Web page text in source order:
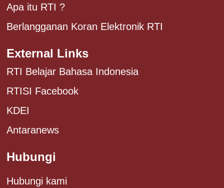
Apa itu RTI ?
Berlangganan Koran Elektronik RTI
External Links
RTI Belajar Bahasa Indonesia
RTISI Facebook
KDEI
Antaranews
Hubungi
Hubungi kami